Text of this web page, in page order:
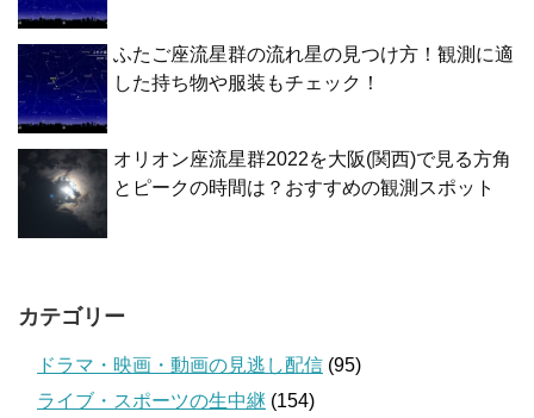
ふたご座流星群の流れ星の見つけ方！観測に適
した持ち物や服装もチェック！
オリオン座流星群2022を大阪(関西)で見る方角
とピークの時間は？おすすめの観測スポット
カテゴリー
ドラマ・映画・動画の見逃し配信 (95)
ライブ・スポーツの生中継 (154)